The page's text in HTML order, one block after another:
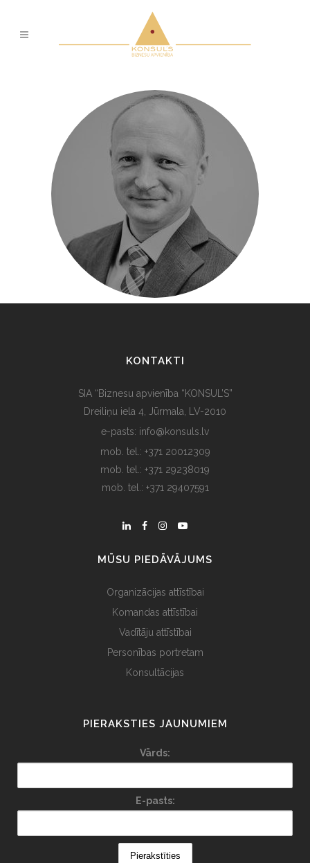
KONTAKTI
SIA “Biznesu apvienība “KONSUL’S”
Dreiliņu iela 4, Jūrmala, LV-2010
e-pasts: info@konsuls.lv
mob. tel.: +371 20012309
mob. tel.: +371 29238019
mob. tel.: +371 29407591
MŪSU PIEDĀVĀJUMS
Organizācijas attīstībai
Komandas attīstībai
Vadītāju attīstībai
Personības portretam
Konsultācijas
PIERAKSTIES JAUNUMIEM
Vārds:
E-pasts: